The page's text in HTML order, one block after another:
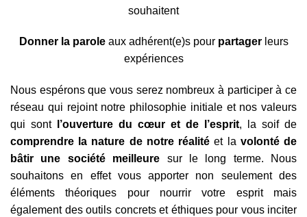
souhaitent
Donner la paroleaux adhérent(e)s pour partagerleurs
expériences
Nous espérons que vous serez nombreux à participer à ce
réseau qui rejoint notre philosophie initiale et nos valeurs
qui sontl’ouverture du cœur et de l’esprit, la soif de
comprendre la nature de notre réalité et la volonté de
bâtir une société meilleure sur le long terme. Nous
souhaitons en effet vous apporter non seulement des
éléments théoriques pour nourrir votre esprit mais
également des outils concrets et éthiques pour vous inciter